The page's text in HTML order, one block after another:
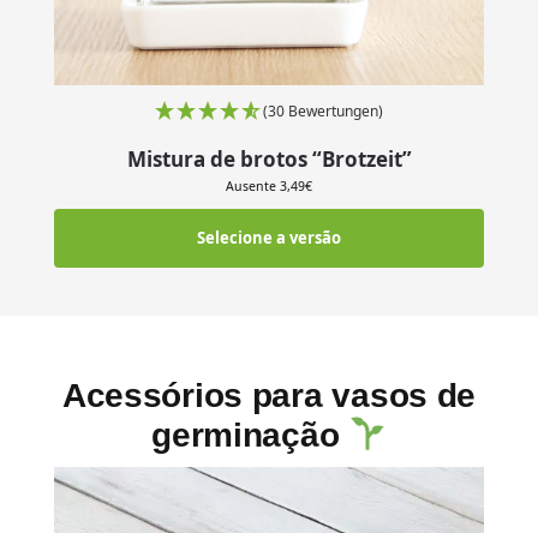
(30 Bewertungen)
Mistura de brotos “Brotzeit”
Ausente 3,49€
Selecione a versão
Acessórios para vasos de
germinação